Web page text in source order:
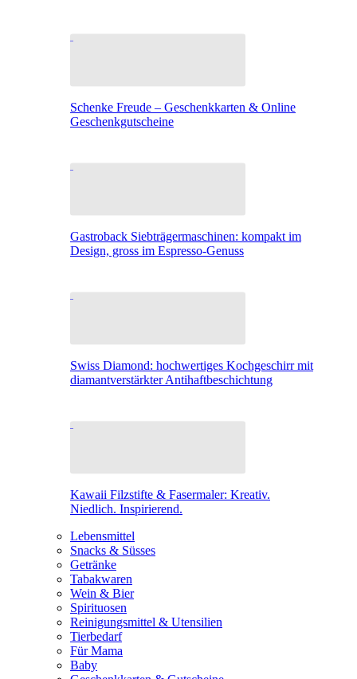
Schenke Freude – Geschenkkarten & Online
Geschenkgutscheine
Gastroback Siebträgermaschinen: kompakt im
Design, gross im Espresso-Genuss
Swiss Diamond: hochwertiges Kochgeschirr mit
diamantverstärkter Antihaftbeschichtung
Kawaii Filzstifte & Fasermaler: Kreativ.
Niedlich. Inspirierend.
Lebensmittel
Snacks & Süsses
Getränke
Tabakwaren
Wein & Bier
Spirituosen
Reinigungsmittel & Utensilien
Tierbedarf
Für Mama
Baby